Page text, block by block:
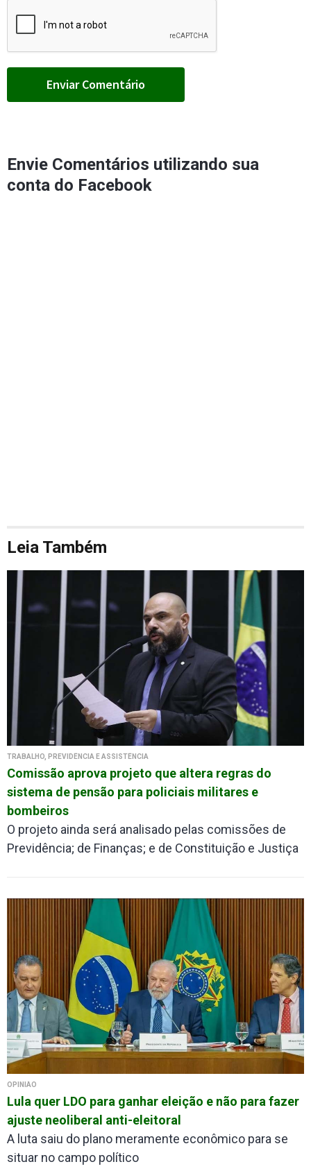
Envie Comentários utilizando sua
conta do Facebook
Leia Também
TRABALHO, PREVIDÊNCIA E ASSISTÊNCIA
Comissão aprova projeto que altera regras do
sistema de pensão para policiais militares e
bombeiros
O projeto ainda será analisado pelas comissões de
Previdência; de Finanças; e de Constituição e Justiça
OPINIÃO
Lula quer LDO para ganhar eleição e não para fazer
ajuste neoliberal anti-eleitoral
A luta saiu do plano meramente econômico para se
situar no campo político